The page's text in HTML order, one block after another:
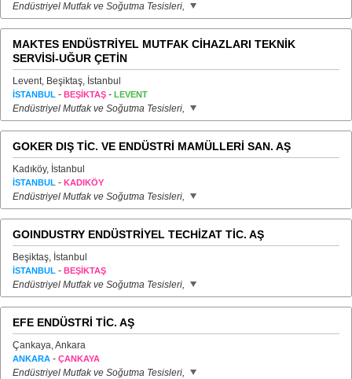
Endüstriyel Mutfak ve Soğutma Tesisleri,
MAKTES ENDÜSTRİYEL MUTFAK CİHAZLARI TEKNİK
SERVİSİ-UĞUR ÇETİN
Levent, Beşiktaş, İstanbul
İSTANBUL - BEŞİKTAŞ - LEVENT
Endüstriyel Mutfak ve Soğutma Tesisleri,
GOKER DIŞ TİC. VE ENDÜSTRİ MAMÜLLERİ SAN. AŞ
Kadıköy, İstanbul
İSTANBUL - KADIKÖY
Endüstriyel Mutfak ve Soğutma Tesisleri,
GOINDUSTRY ENDÜSTRİYEL TECHİZAT TİC. AŞ
Beşiktaş, İstanbul
İSTANBUL - BEŞİKTAŞ
Endüstriyel Mutfak ve Soğutma Tesisleri,
EFE ENDÜSTRİ TİC. AŞ
Çankaya, Ankara
ANKARA - ÇANKAYA
Endüstriyel Mutfak ve Soğutma Tesisleri,